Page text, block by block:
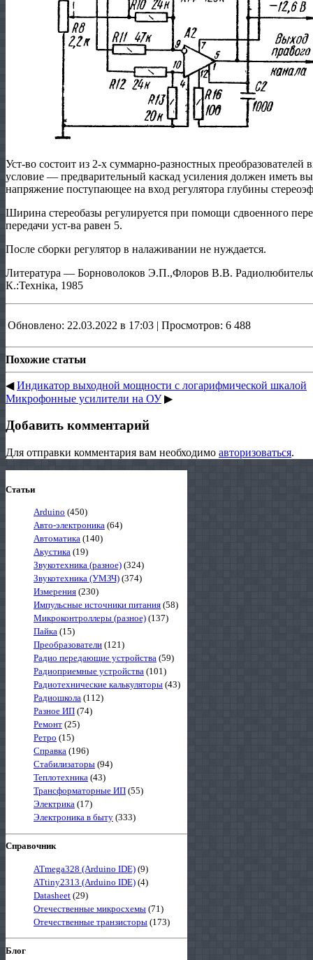
Уст-во состоит из 2-х суммарно-разностных
условие — предварительный каскад усиления должен иметь
напряжение поступающее на вход регулятора глубины
Ширина стереобазы регулируется при помощи сдвоенного
передачи уст-ва равен 5.
После сборки регулятор в налаживании не нуждается.
Литература — Борноволоков Э.П.,Флоров В.В.
К.:Технiка, 1985
Обновлено: 22.03.2022 в 17:03 | Просмотров: 6 488
Похожие статьи
◀Индикатор выходной мощности с логарифмической шкалой
Микрофонные усилители на ОУ▶
Добавить комментарий
Для отправки комментария вам необходимо авторизоваться.
Статьи
Arduino (450)
Авто-электроника (64)
Автоматика (140)
Акустика (19)
Звукотехника (разное) (324)
Звукотехника (УМЗЧ) (374)
Измерения (230)
Импульсные источники питания (58)
Микроконтроллеры (разное) (137)
Пайка (15)
Преобразователи (121)
Радио передающие устройства (59)
Радиоприемные устройства (101)
Радиотехнические калькуляторы (43)
Радиошкола (112)
Разное ИП (74)
Ремонт (25)
Ретро (15)
Справка (196)
Стабилизаторы (94)
Теплотехника (43)
Трансформаторные ИП (55)
Электрика (17)
Электроника в быту (333)
Справочник
ATmega328 (Arduino IDE) (9)
ATtiny2313 (Arduino IDE) (4)
Datasheet (29)
Отечественные микросхемы (71)
Отечественные транзисторы (173)
Блог